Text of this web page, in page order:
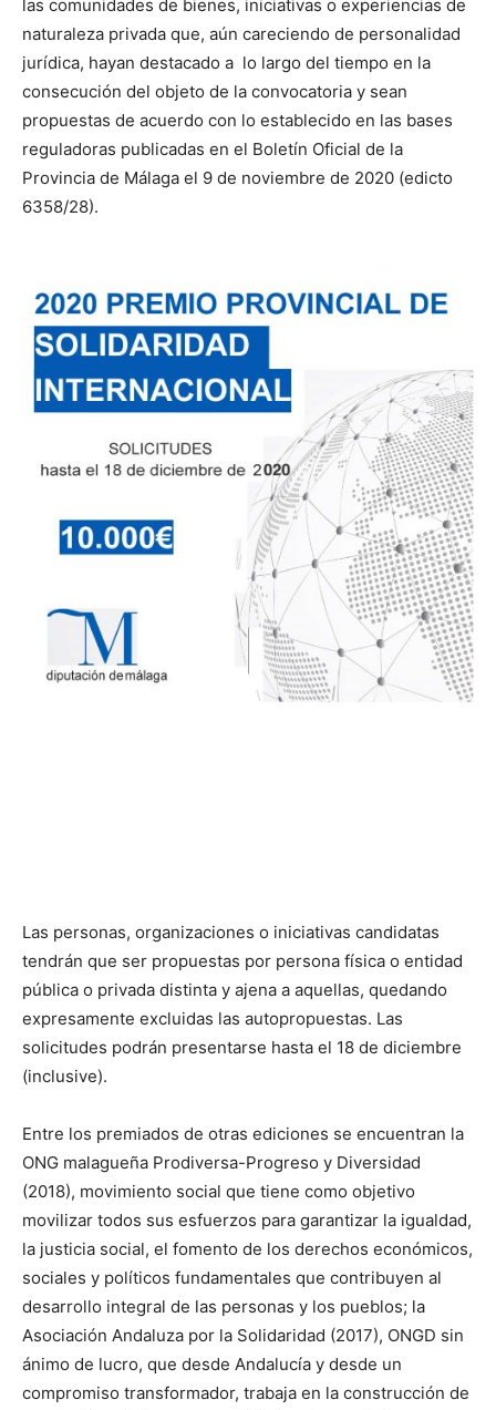
las comunidades de bienes, iniciativas o experiencias de
naturaleza privada que, aún careciendo de personalidad
jurídica, hayan destacado a lo largo del tiempo en la
consecución del objeto de la convocatoria y sean
propuestas de acuerdo con lo establecido en las bases
reguladoras publicadas en el Boletín Oficial de la
Provincia de Málaga el 9 de noviembre de 2020 (edicto
6358/28).
Las personas, organizaciones o iniciativas candidatas
tendrán que ser propuestas por persona física o entidad
pública o privada distinta y ajena a aquellas, quedando
expresamente excluidas las autopropuestas. Las
solicitudes podrán presentarse hasta el 18 de diciembre
(inclusive).
Entre los premiados de otras ediciones se encuentran la
ONG malagueña Prodiversa-Progreso y Diversidad
(2018), movimiento social que tiene como objetivo
movilizar todos sus esfuerzos para garantizar la igualdad,
la justicia social, el fomento de los derechos económicos,
sociales y políticos fundamentales que contribuyen al
desarrollo integral de las personas y los pueblos; la
Asociación Andaluza por la Solidaridad (2017), ONGD sin
ánimo de lucro, que desde Andalucía y desde un
compromiso transformador, trabaja en la construcción de